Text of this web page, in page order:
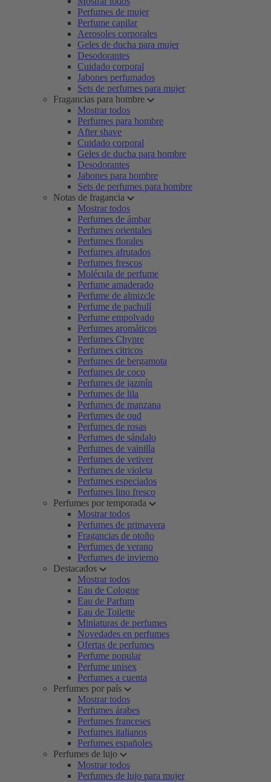
Perfumes de mujer
Perfume capilar
Aerosoles corporales
Geles de ducha para mujer
Desodorantes
Cuidado corporal
Jabones perfumados
Sets de perfumes para mujer
Fragancias para hombre
Mostrar todos
Perfumes para hombre
After shave
Cuidado corporal
Geles de ducha para hombre
Desodorantes
Jabones para hombre
Sets de perfumes para hombre
Notas de fragancia
Mostrar todos
Perfumes de ámbar
Perfumes orientales
Perfumes florales
Perfumes afrutados
Perfumes frescos
Molécula de perfume
Perfume amaderado
Perfume de almizcle
Perfume de pachulí
Perfume empolvado
Perfumes aromáticos
Perfumes Chypre
Perfumes citricos
Perfumes de bergamota
Perfumes de coco
Perfumes de jazmín
Perfumes de lila
Perfumes de manzana
Perfumes de oud
Perfumes de rosas
Perfumes de sándalo
Perfumes de vainilla
Perfumes de vetiver
Perfumes de violeta
Perfumes especiados
Perfumes lino fresco
Perfumes por temporada
Mostrar todos
Perfumes de primavera
Fragancias de otoño
Perfumes de verano
Perfumes de invierno
Destacados
Mostrar todos
Eau de Cologne
Eau de Parfum
Eau de Toilette
Miniaturas de perfumes
Novedades en perfumes
Ofertas de perfumes
Perfume popular
Perfume unisex
Perfumes a cuenta
Perfumes por país
Mostrar todos
Perfumes árabes
Perfumes franceses
Perfumes italianos
Perfumes españoles
Perfumes de lujo
Mostrar todos
Perfumes de lujo para mujer